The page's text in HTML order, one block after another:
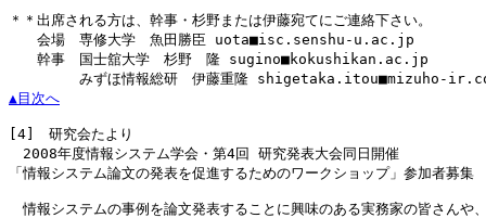
＊＊出席される方は、幹事・杉野または伊藤宛てにご連絡下さい。
会場　専修大学　魚田勝臣 uota■isc.senshu-u.ac.jp
幹事　国士舘大学　杉野　隆 sugino■kokushikan.ac.jp
▲目次へ
[4]
研究会たより
2008年度情報システム学会・第4回 研究発表大会同日開催
「情報システム論文の発表を促進するためのワークショップ」参加者募集
情報システムの事例を論文発表することに興味のある実務家の皆さんや、